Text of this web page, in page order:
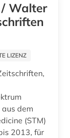
/ Walter
LIZENZ
dem
(STM)
2013, für